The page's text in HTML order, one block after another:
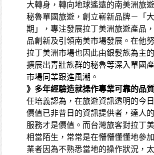
大轉身，轉向地球遙遠的南美洲旅
秘魯單國旅遊，創立嶄新品牌－「
期」，專注發展拉丁美洲旅遊產品
品創新及引領南美市場發展。在他
拉丁美洲市場也因此由銀髮族為主
擴展出青壯族群的秘魯等深入單國
市場同業跟進風潮。
》多年經驗造就操作專業可靠的品質
任培義認為，在旅遊資訊透明的今
價值已非昔日的資訊提供者，達人
服務才是價值。而台灣旅客對拉丁
相當陌生，常常是在懵懵懂懂地參
業者因為不熟悉當地的操作狀況，太